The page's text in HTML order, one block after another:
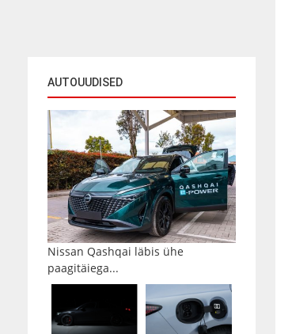
AUTOUUDISED
Nissan Qashqai läbis ühe
paagitäiega...